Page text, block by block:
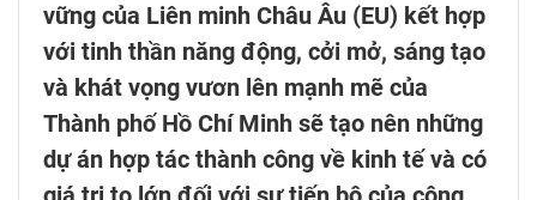
vững của Liên minh Châu Âu (EU) kết hợp
với tinh thần năng động, cởi mở, sáng tạo
và khát vọng vươn lên mạnh mẽ của
Thành phố Hồ Chí Minh sẽ tạo nên những
dự án hợp tác thành công về kinh tế và có